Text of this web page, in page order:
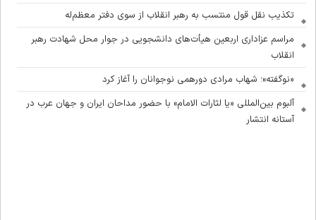
تکذیب نقل قول منتسب به رهبر انقلاب از سوی دفتر معظم‌له
مراسم عزاداری اربعین هیأت‌های دانشجویی در جوار محل شهادت رهبر
انقلاب
«نوگفته»؛ شهاب مرادی دورهمی نوجوانان را آغاز کرد
آلبوم بین‌المللی «یا لثارات الامام» با حضور مداحان ایران و جهان عرب در
آستانه انتشار